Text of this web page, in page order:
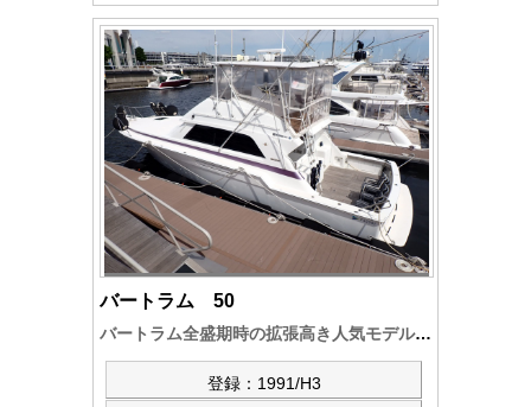
バートラム 50
バートラム全盛期時の拡張高き人気モデルで、エンジン乾燥、ジャイロ搭載、船体全塗装、サロン、インテリア全レストア、航海計器類交換等、グレードアップ艇
登録：1991/H3